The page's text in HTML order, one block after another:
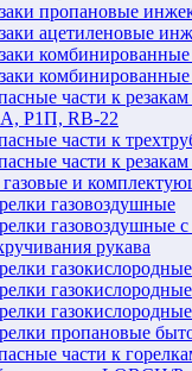
пропановые
ацетиленовые
части к
Р1П, RB-22
части к
части к
газовые и
газовоздушные
газовоздушные
рукава
пропановые
части к